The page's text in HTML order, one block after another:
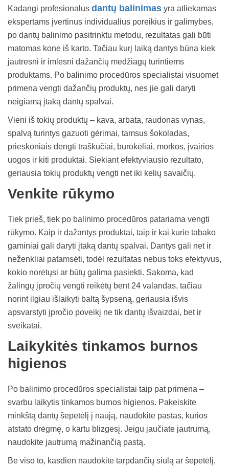
Kadangi profesionalus dantų balinimas yra atliekamas
ekspertams įvertinus individualius poreikius ir galimybes,
po dantų balinimo pasitrinktu metodu, rezultatas gali būti
matomas kone iš karto. Tačiau kurį laiką dantys būna kiek
jautresni ir imlesni dažančių medžiagų turintiems
produktams. Po balinimo procedūros specialistai visuomet
primena vengti dažančių produktų, nes jie gali daryti
neigiamą įtaką dantų spalvai.
Vieni iš tokių produktų – kava, arbata, raudonas vynas,
spalvą turintys gazuoti gėrimai, tamsus šokoladas,
prieskoniais dengti traškučiai, burokėliai, morkos, įvairios
uogos ir kiti produktai. Siekiant efektyviausio rezultato,
geriausia tokių produktų vengti net iki kelių savaičių.
Venkite rūkymo
Tiek prieš, tiek po balinimo procedūros patariama vengti
rūkymo. Kaip ir dažantys produktai, taip ir kai kurie tabako
gaminiai gali daryti įtaką dantų spalvai. Dantys gali net ir
neženkliai patamsėti, todėl rezultatas nebus toks efektyvus,
kokio norėtųsi ar būtų galima pasiekti. Sakoma, kad
žalingų įpročių vengti reikėtų bent 24 valandas, tačiau
norint ilgiau išlaikyti baltą šypseną, geriausia išvis
apsvarstyti įpročio poveikį ne tik dantų išvaizdai, bet ir
sveikatai.
Laikykitės tinkamos burnos
higienos
Po balinimo procedūros specialistai taip pat primena –
svarbu laikytis tinkamos burnos higienos. Pakeiskite
minkštą dantų šepetėlį į naują, naudokite pastas, kurios
atstato drėgmę, o kartu blizgesį. Jeigu jaučiate jautrumą,
naudokite jautrumą mažinančią pastą.
Be viso to, kasdien naudokite tarpdančių siūlą ar šepetėlį,